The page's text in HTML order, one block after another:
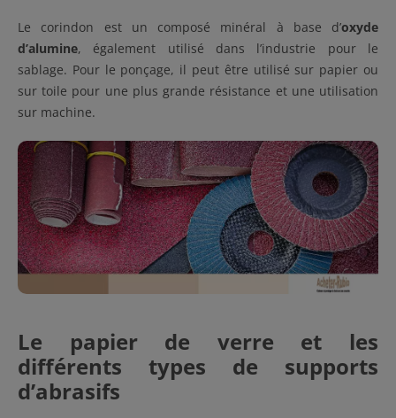
Le corindon est un composé minéral à base d’oxyde
d’alumine, également utilisé dans l’industrie pour le
sablage. Pour le ponçage, il peut être utilisé sur papier ou
sur toile pour une plus grande résistance et une utilisation
sur machine.
Le papier de verre et les
différents types de supports
d’abrasifs